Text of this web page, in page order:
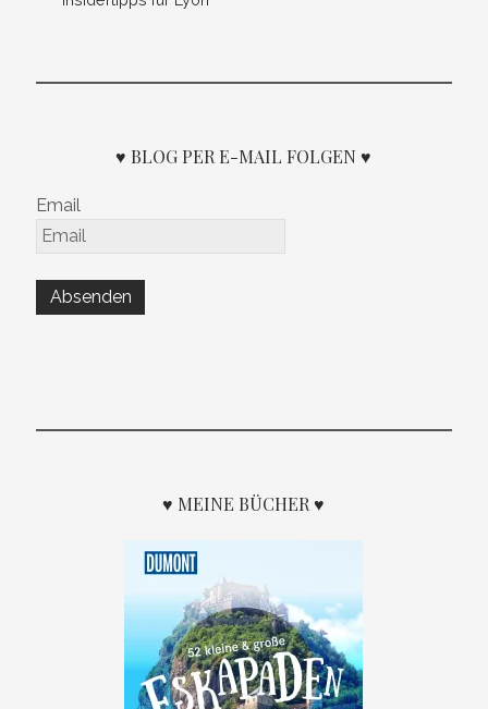
♥ BLOG PER E-MAIL FOLGEN ♥
Email
♥ MEINE BÜCHER ♥